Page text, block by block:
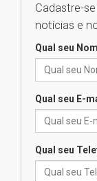
Cadastre-
notícias e
Qual seu
Qual seu E-
Qual seu